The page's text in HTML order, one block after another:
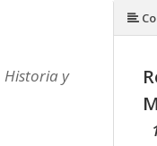
Historia y